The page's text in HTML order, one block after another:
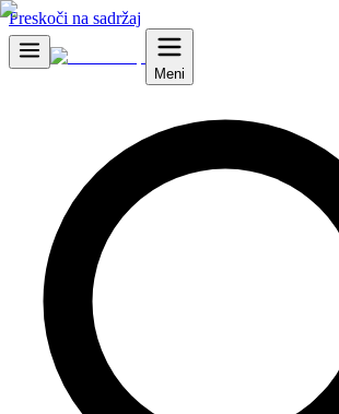
Preskoči na sadržaj
Meni